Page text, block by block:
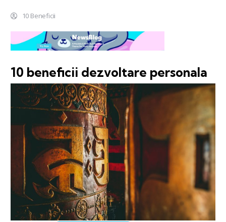
10 Beneficii
10 beneficii dezvoltare personala